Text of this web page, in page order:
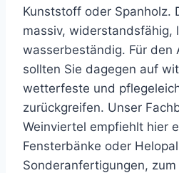
Kunststoff oder Spanholz.
massiv, widerstandsfähig,
wasserbeständig. Für den
sollten Sie dagegen auf
wetterfeste und
zurückgreifen. Unser
Weinviertel empfiehlt hier
Fensterbänke oder
Sonderanfertigungen, zum